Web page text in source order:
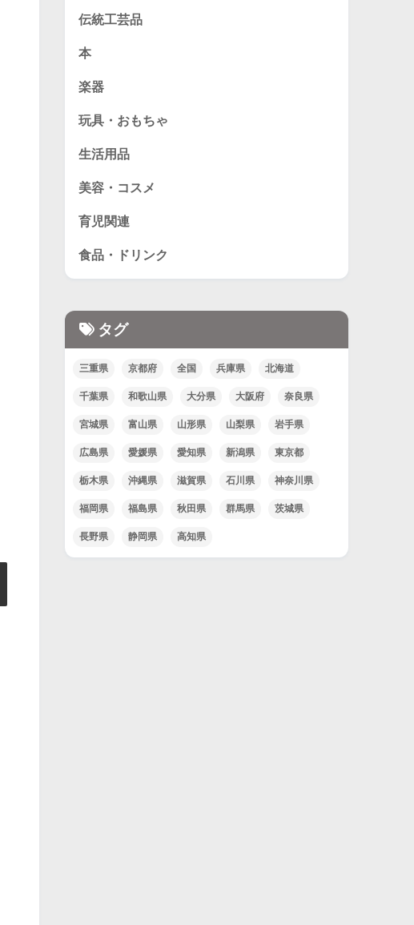
伝統工芸品
本
楽器
玩具・おもちゃ
生活用品
美容・コスメ
育児関連
食品・ドリンク
タグ
三重県 京都府 全国 兵庫県 北海道
千葉県 和歌山県 大分県 大阪府 奈良県
宮城県 富山県 山形県 山梨県 岩手県
広島県 愛媛県 愛知県 新潟県 東京都
栃木県 沖縄県 滋賀県 石川県 神奈川県
福岡県 福島県 秋田県 群馬県 茨城県
長野県 静岡県 高知県